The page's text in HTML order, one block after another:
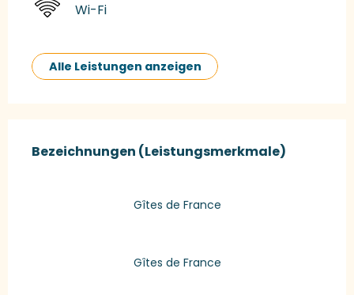
Wi-Fi
Alle Leistungen anzeigen
Bezeichnungen (Leistungsmerkmale)
Bezeichnungen (Leistungsmerkmale)
Gîtes de France
Gîtes de France